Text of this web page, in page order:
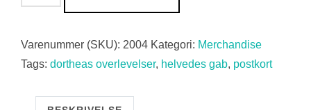
#4
Varenummer (SKU): 2004 Kategori: Merchandise
Tags: dortheas overlevelser, helvedes gab, postkort